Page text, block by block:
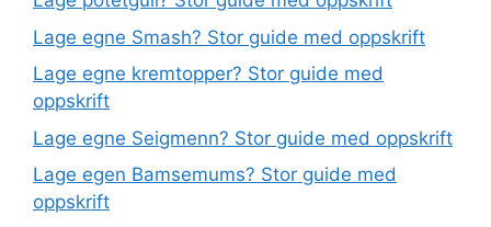
Lage egne Smash? Stor guide med oppskrift
Lage egne kremtopper? Stor guide med
oppskrift
Lage egne Seigmenn? Stor guide med oppskrift
Lage egen Bamsemums? Stor guide med
oppskrift